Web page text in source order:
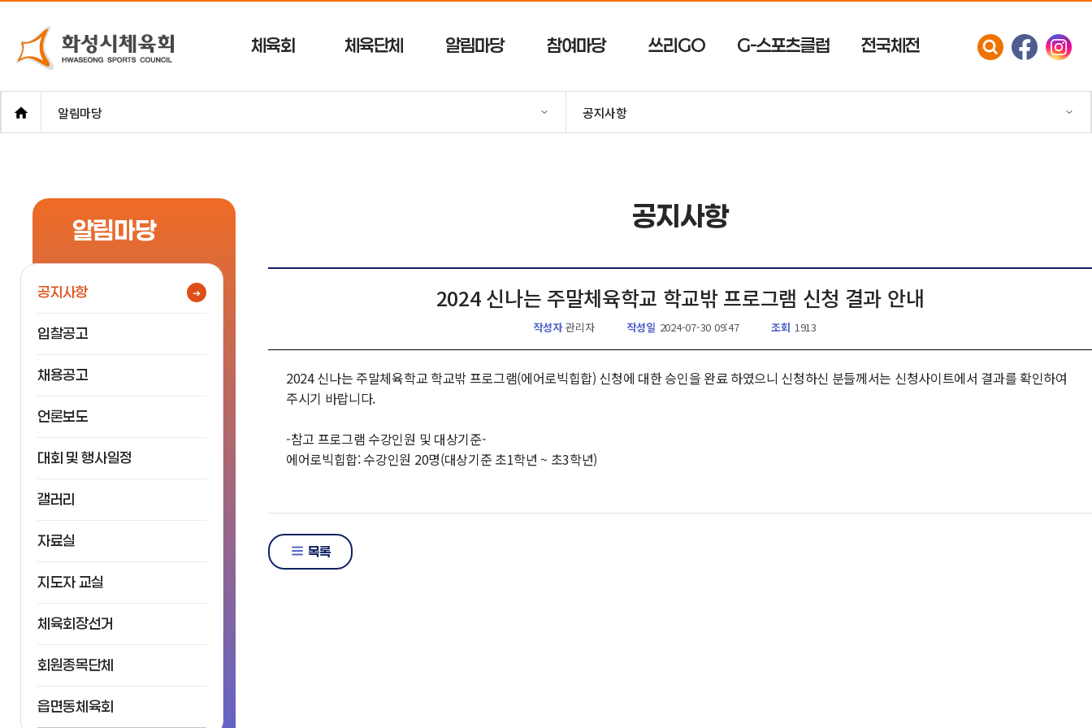
체육회 체육단체 알림마당 참여마당 쓰리GO G-스포츠클럽 전국체전
알림마당 공지사항
알림마당
공지사항
입찰공고
채용공고
언론보도
대회 및 행사일정
갤러리
자료실
지도자 교실
체육회장선거
회원종목단체
읍면동체육회
공지사항
2024 신나는 주말체육학교 학교밖 프로그램 신청 결과 안내
작성자 관리자 작성일 2024-07-30 09:47 조회 1913
2024 신나는 주말체육학교 학교밖 프로그램(에어로빅힙합) 신청에 대한 승인을 완료 하였으니 신청하신 분들께서는 신청사이트에서 결과를 확인하여
주시기 바랍니다.
-참고 프로그램 수강인원 및 대상기준-
에어로빅힙합: 수강인원 20명(대상기준 초1학년 ~ 초3학년)
목록